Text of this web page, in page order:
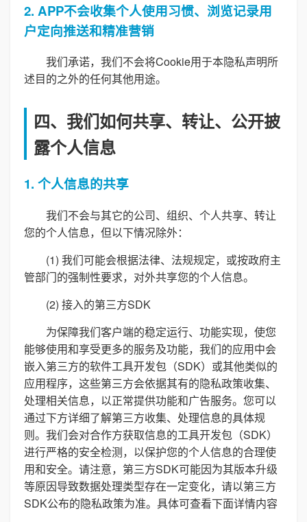
2. APP不会收集个人使用习惯、浏览记录用
户定向推送和精准营销
我们承诺，我们不会将Cookie用于本隐私声明所
述目的之外的任何其他用途。
四、我们如何共享、转让、公开披
露个人信息
1. 个人信息的共享
我们不会与其它的公司、组织、个人共享、转让
您的个人信息，但以下情况除外：
(1) 我们可能会根据法律、法规规定，或按政府主
管部门的强制性要求，对外共享您的个人信息。
(2) 接入的第三方SDK
为保障我们客户端的稳定运行、功能实现，使您
能够使用和享受更多的服务及功能，我们的应用中会
嵌入第三方的软件工具开发包（SDK）或其他类似的
应用程序，这些第三方会依据其有的隐私政策收集、
处理相关信息，以正常提供功能和广告服务。您可以
通过下方详细了解第三方收集、处理信息的具体规
则。我们会对合作方获取信息的工具开发包（SDK）
进行严格的安全检测，以保护您的个人信息的合理使
用和安全。请注意，第三方SDK可能因为其版本升级
等原因导致数据处理类型存在一定变化，请以第三方
SDK公布的隐私政策为准。具体可查看下面详情内容